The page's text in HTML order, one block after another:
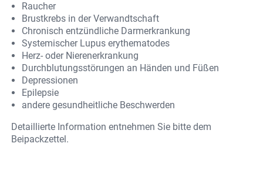
Raucher
Brustkrebs in der Verwandtschaft
Chronisch entzündliche Darmerkrankung
Systemischer Lupus erythematodes
Herz- oder Nierenerkrankung
Durchblutungsstörungen an Händen und Füßen
Depressionen
Epilepsie
andere gesundheitliche Beschwerden
Detaillierte Information entnehmen Sie bitte dem
Beipackzettel.